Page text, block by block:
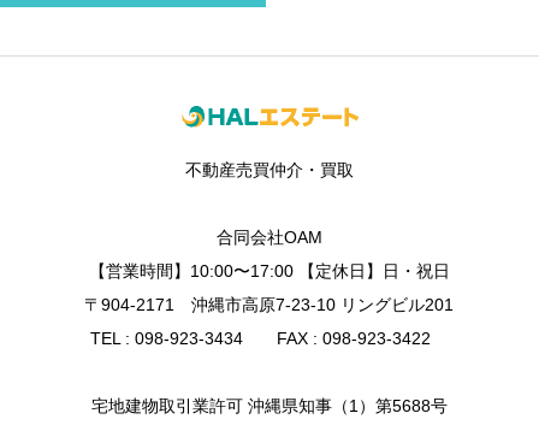
不動産売買仲介・買取
合同会社OAM
【営業時間】10:00〜17:00 【定休日】日・祝日
〒904-2171 沖縄市高原7-23-10 リングビル201
TEL : 098-923-3434 FAX : 098-923-3422
宅地建物取引業許可 沖縄県知事（1）第5688号